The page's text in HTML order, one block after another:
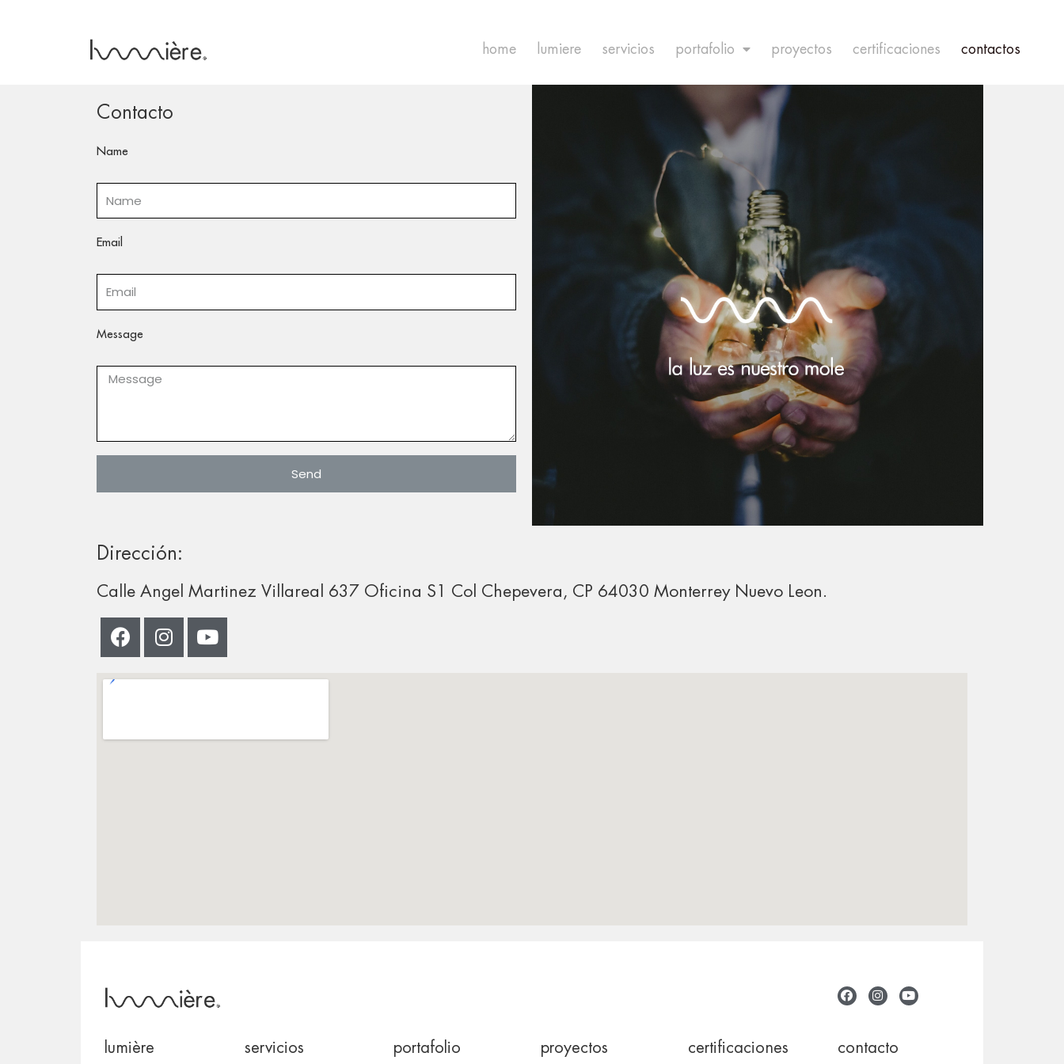
home lumiere servicios portafolio proyectos certificaciones contactos
Contacto
Name
Email
Message
Send
Dirección:
Calle Angel Martinez Villareal 637 Oficina S1 Col Chepevera, CP 64030 Monterrey Nuevo Leon.
lumière servicios portafolio proyectos certificaciones contacto